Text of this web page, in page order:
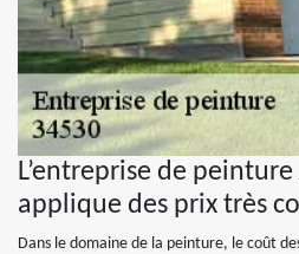
L’entreprise de
applique des prix très
Dans le domaine de la peinture, le coût